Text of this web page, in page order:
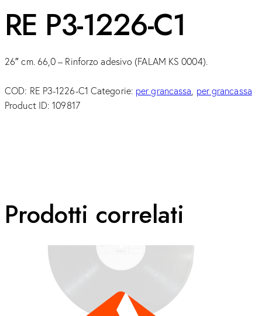
RE P3-1226-C1
26″ cm. 66,0 – Rinforzo adesivo (FALAM KS 0004).
COD: RE P3-1226-C1 Categorie: per grancassa, per grancassa
Product ID:109817
Prodotti correlati